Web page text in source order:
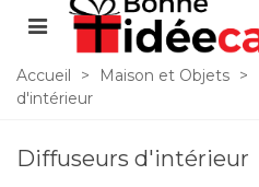
Accueil > Maison et Objets >
d'intérieur
Diffuseurs d'intérieur